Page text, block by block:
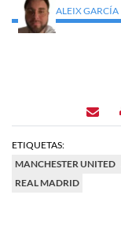
ALEIX GARCÍA
ETIQUETAS:
MANCHESTER UNITED
REAL MADRID